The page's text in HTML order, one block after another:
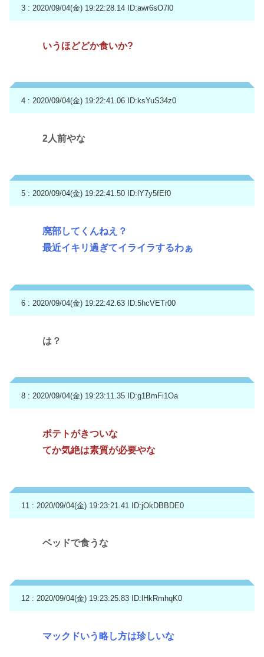
3 : 2020/09/04(金) 19:22:28.14 ID:awr6sO7l0
いうほどどか食いか?
4 : 2020/09/04(金) 19:22:41.06 ID:ksYuS34z0
2人前やな
5 : 2020/09/04(金) 19:22:41.50 ID:lY7y5fEf0
廃部してくんねえ？
最近イキリ過ぎてイライラするわぁ
6 : 2020/09/04(金) 19:22:42.63 ID:5hcVETr00
は？
8 : 2020/09/04(金) 19:23:11.35 ID:g1BmFi1Oa
ポテトがきついな
てか気絶は素質が必要やな
11 : 2020/09/04(金) 19:23:21.41 ID:jOkDBBDE0
ベッドで食うな
12 : 2020/09/04(金) 19:23:25.83 ID:lHkRmhqK0
マックドいう略し方は珍しいな